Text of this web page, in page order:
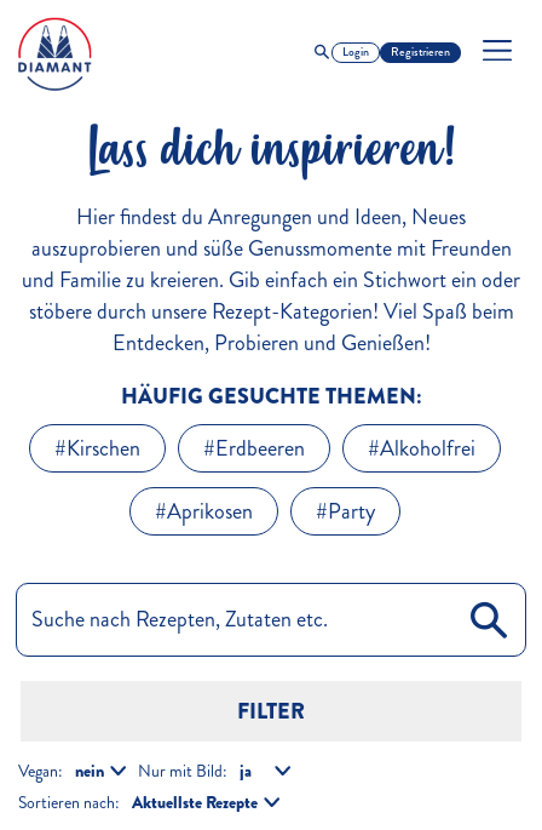
Login Registrieren
Lass dich inspirieren!
Hier findest du Anregungen und Ideen, Neues
auszuprobieren und süße Genussmomente mit Freunden
und Familie zu kreieren. Gib einfach ein Stichwort ein oder
stöbere durch unsere Rezept-Kategorien! Viel Spaß beim
Entdecken, Probieren und Genießen!
HÄUFIG GESUCHTE THEMEN:
#Kirschen
#Erdbeeren
#Alkoholfrei
#Aprikosen
#Party
FILTER
Vegan:
Nur mit Bild:
Sortieren nach: